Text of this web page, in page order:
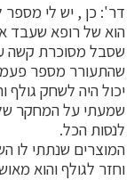
דר': כן , יש לי
הוא של רופא שעבד
שסבל מסוכרת קשה
שהתעורר מספר
יכול היה לשחק גולף
שמעתי על המחקר
לנסות הכל.
המוצרים שנתתי לו
וחזר לגולף והוא